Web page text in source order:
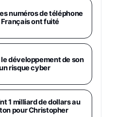
Go Violet
Tiers)
- Casque Enfant - Bleu &
Casques, Blanc
Tiers)
sans Fil Double
et Client VPN, Triple
et Bridge, contrôle
numéros de téléphone
ont fuité
développement de son
risque cyber
1 milliard de dollars au
pour Christopher